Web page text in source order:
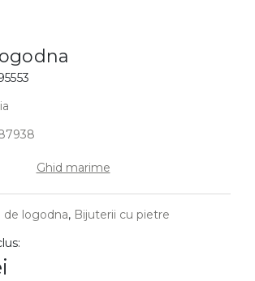
Vezi toate
Ghid marime
de logodna, Bijuterii cu pietre